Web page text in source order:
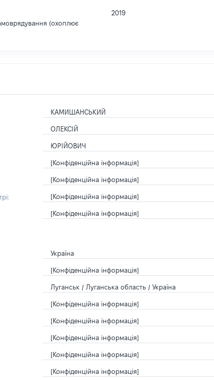
(охоплює
2019
КАМИШАНСЬКИЙ
ОЛЕКСІЙ
ЮРІЙОВИЧ
[Конфіденційна інформація]
[Конфіденційна інформація]
[Конфіденційна інформація]
[Конфіденційна інформація]
Україна
[Конфіденційна інформація]
Луганськ / Луганська область / Україна
[Конфіденційна інформація]
[Конфіденційна інформація]
[Конфіденційна інформація]
[Конфіденційна інформація]
[Конфіденційна інформація]